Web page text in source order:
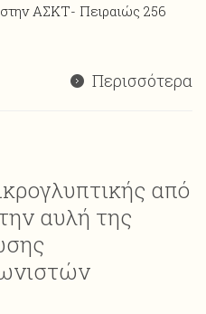
ΑΣΚΤ- Πειραιώς 256
Περισσότερα
από
αυλή της